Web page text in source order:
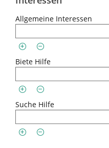
Allgemeine Interessen
Biete Hilfe
Suche Hilfe